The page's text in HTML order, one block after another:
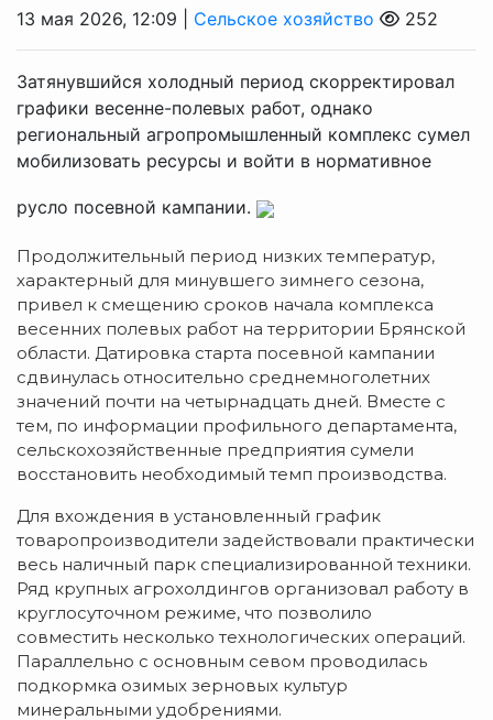
13 мая 2026, 12:09 | Сельское хозяйство 252
Затянувшийся холодный период скорректировал
графики весенне-полевых работ, однако
региональный агропромышленный комплекс сумел
мобилизовать ресурсы и войти в нормативное
русло посевной кампании.
Продолжительный период низких температур,
характерный для минувшего зимнего сезона,
привел к смещению сроков начала комплекса
весенних полевых работ на территории Брянской
области. Датировка старта посевной кампании
сдвинулась относительно среднемноголетних
значений почти на четырнадцать дней. Вместе с
тем, по информации профильного департамента,
сельскохозяйственные предприятия сумели
восстановить необходимый темп производства.
Для вхождения в установленный график
товаропроизводители задействовали практически
весь наличный парк специализированной техники.
Ряд крупных агрохолдингов организовал работу в
круглосуточном режиме, что позволило
совместить несколько технологических операций.
Параллельно с основным севом проводилась
подкормка озимых зерновых культур
минеральными удобрениями.